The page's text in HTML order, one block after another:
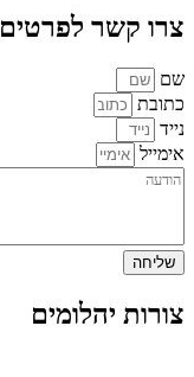
צרו קשר לפרטים
שם
כתובת
נייד
אימייל
שליחה
צורות יהלומים